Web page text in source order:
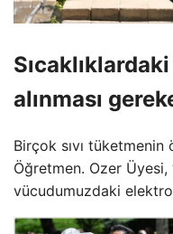
alınması
Birçok sıvı tüketmenin
Öğretmen. Ozer Üyesi,
vücudumuzdaki